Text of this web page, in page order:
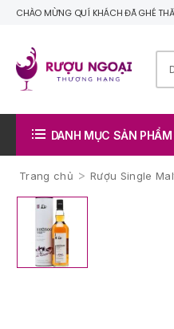
CHÀO MỪNG QUÍ KHÁCH ĐÃ GHÉ
DANH MỤC SẢN PHẨM
Trang chủ > Rượu Single